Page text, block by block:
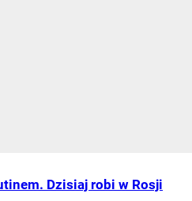
Dzisiaj robi w Rosji